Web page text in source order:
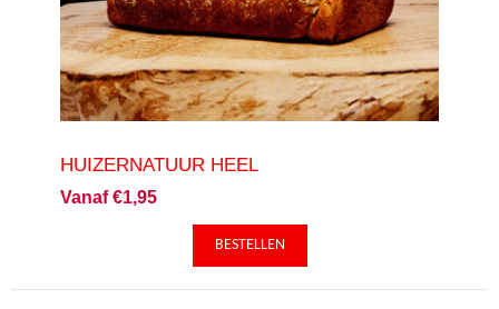
HUIZERNATUUR HEEL
Vanaf €1,95